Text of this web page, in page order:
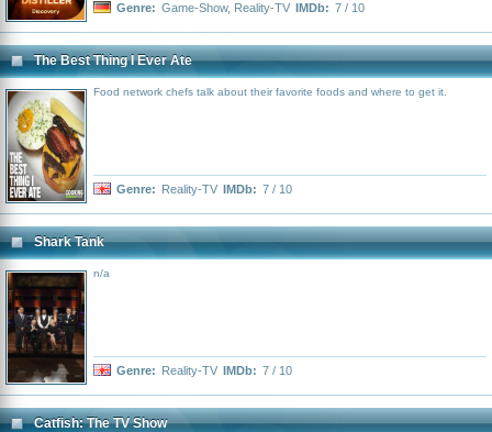
Genre: Game-Show, Reality-TV IMDb: 7 / 10
The Best Thing I Ever Ate
Food network chefs talk about their favorite foods and where to get it.
Genre: Reality-TV IMDb: 7 / 10
Shark Tank
n/a
Genre: Reality-TV IMDb: 7 / 10
Catfish: The TV Show